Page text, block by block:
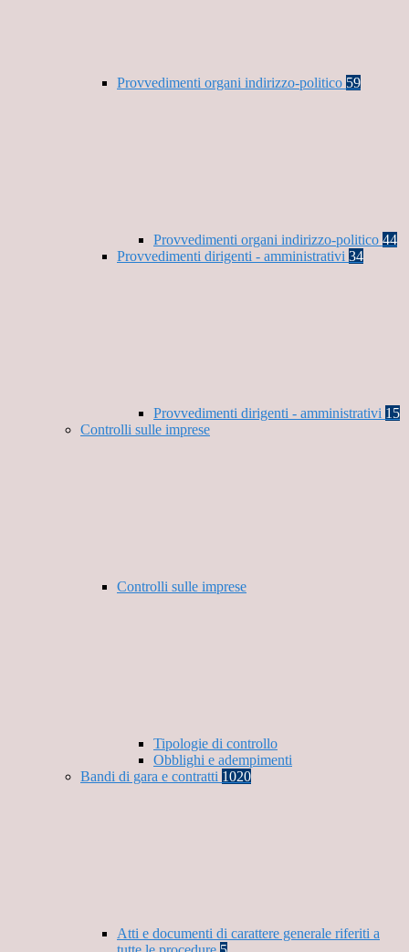
Provvedimenti organi indirizzo-politico 59
Provvedimenti organi indirizzo-politico 44
Provvedimenti dirigenti - amministrativi 34
Provvedimenti dirigenti - amministrativi 15
Controlli sulle imprese
Controlli sulle imprese
Tipologie di controllo
Obblighi e adempimenti
Bandi di gara e contratti 1020
Atti e documenti di carattere generale riferiti a